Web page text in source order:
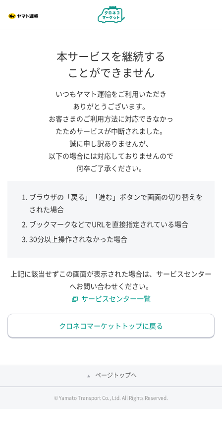
本サービスを継続する
ことができません
いつもヤマト運輸をご利用いただき
ありがとうございます。
お客さまのご利用方法に対応できなかっ
たためサービスが中断されました。
誠に申し訳ありませんが、
以下の場合には対応しておりませんので
何卒ご了承ください。
ブラウザの「戻る」「進む」ボタンで画面の切り替えを
された場合
ブックマークなどでURLを直接指定されている場合
30分以上操作されなかった場合
上記に該当せずこの画面が表示された場合は、サービスセンター
へお問い合わせください。
サービスセンター一覧
クロネコマーケットトップに戻る
ページトップへ
© Yamato Transport Co., Ltd. All Rights Reserved.